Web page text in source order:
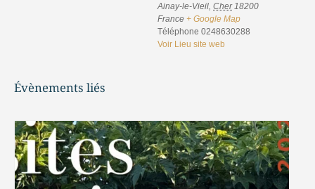
Ainay-le-Vieil, Cher 18200
France + Google Map
Téléphone 0248630288
Voir Lieu site web
Évènements liés